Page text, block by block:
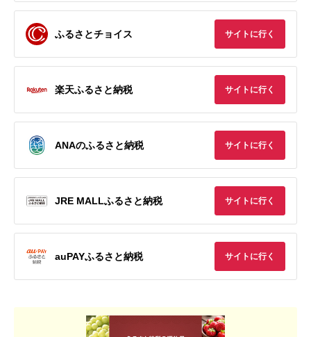
ふるさとチョイス サイトに行く
楽天ふるさと納税 サイトに行く
ANAのふるさと納税 サイトに行く
JRE MALLふるさと納税 サイトに行く
auPAYふるさと納税 サイトに行く